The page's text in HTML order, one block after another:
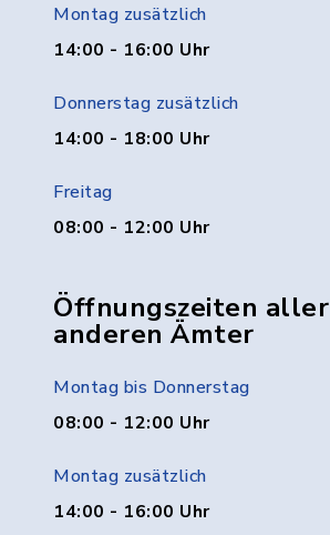
Montag zusätzlich
14:00 - 16:00 Uhr
Donnerstag zusätzlich
14:00 - 18:00 Uhr
Freitag
08:00 - 12:00 Uhr
Öffnungszeiten aller
anderen Ämter
Montag bis Donnerstag
08:00 - 12:00 Uhr
Montag zusätzlich
14:00 - 16:00 Uhr